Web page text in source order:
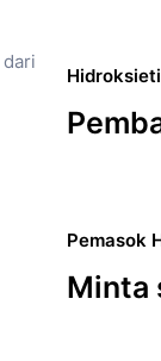
Pemasok
Minta